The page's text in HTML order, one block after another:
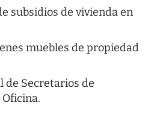
subsidios de vivienda en
muebles de propiedad
de Secretarios de
Oficina.